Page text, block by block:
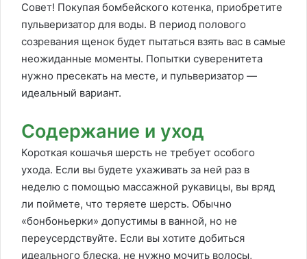
Совет! Покупая бомбейского котенка, приобретите
пульверизатор для воды. В период полового
созревания щенок будет пытаться взять вас в самые
неожиданные моменты. Попытки суверенитета
нужно пресекать на месте, и пульверизатор —
идеальный вариант.
Содержание и уход
Короткая кошачья шерсть не требует особого
ухода. Если вы будете ухаживать за ней раз в
неделю с помощью массажной рукавицы, вы вряд
ли поймете, что теряете шерсть. Обычно
«бонбоньерки» допустимы в ванной, но не
переусердствуйте. Если вы хотите добиться
идеального блеска, не нужно мочить волосы,